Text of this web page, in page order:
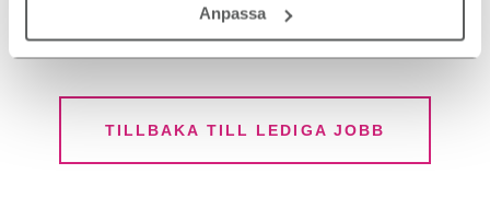
Anpassa
TILLBAKA TILL LEDIGA JOBB